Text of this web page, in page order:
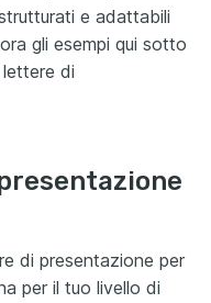
e adattabili
gli esempi qui sotto
di
di presentazione per
per il tuo livello di